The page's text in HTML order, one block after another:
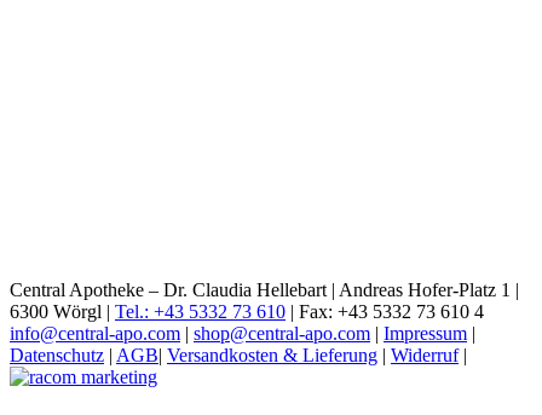
Central Apotheke – Dr. Claudia Hellebart | Andreas Hofer-Platz 1 |
6300 Wörgl | Tel.: +43 5332 73 610 | Fax: +43 5332 73 610 4
info@central-apo.com | shop@central-apo.com | Impressum |
Datenschutz | AGB| Versandkosten & Lieferung | Widerruf|